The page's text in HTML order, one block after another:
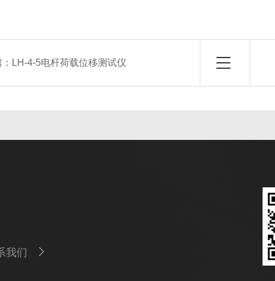
LH-4-5电杆荷载位移测试仪
我们